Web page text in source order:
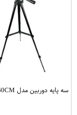
سه پایه دوربین مدل Tripod 160CM